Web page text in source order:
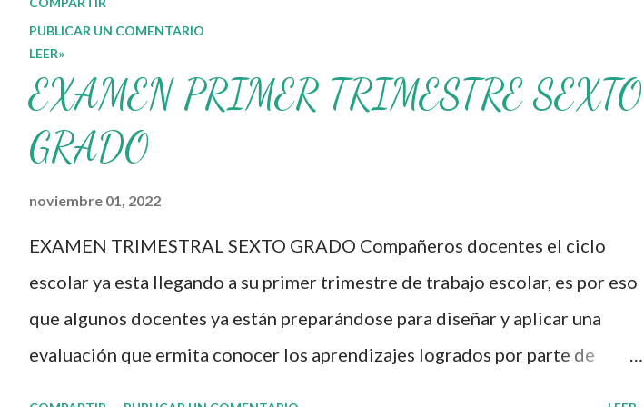
Taller Intensivo de
Formación Continua para
Docentes y sus
materiales, se
transforman,
entretejiendo los
procesos de formación y
de gestión, sin
distinguirlos por
momentos, y transitando
PUBLICAR UN COMENTARIO
LEER»
EXAMEN PRIMER TRIMESTRE SEXTO
GRADO
noviembre 01, 2022
EXAMEN TRIMESTRAL SEXTO GRADO Compañeros docentes el ciclo
escolar ya esta llegando a su primer trimestre de trabajo escolar, es por eso
que algunos docentes ya están preparándose para diseñar y aplicar una
evaluación que ermita conocer los aprendizajes logrados por parte de